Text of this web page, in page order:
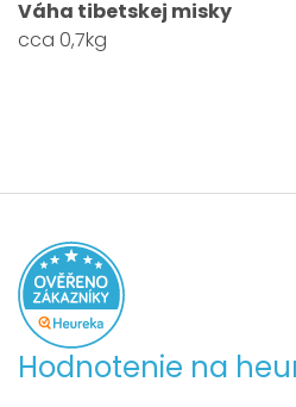
Váha tibetskej misky
cca 0,7kg
Hodnotenie na